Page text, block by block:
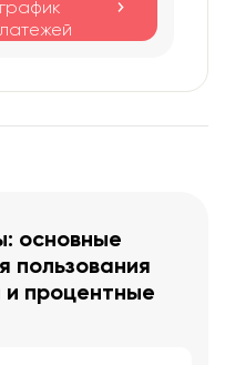
график
основные
пользования
и процентные